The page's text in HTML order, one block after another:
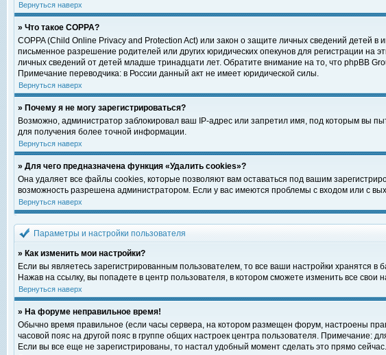
Вернуться наверх
» Что такое COPPA?
COPPA (Child Online Privacy and Protection Act) или закон о защите личных сведений
письменное разрешение родителей или других юридических опекунов для регистрации на
личных сведений от детей младше тринадцати лет. Обратите внимание на то, что phpBB
Примечание переводчика: в России данный акт не имеет юридической силы.
Вернуться наверх
» Почему я не могу зарегистрироваться?
Возможно, администратор заблокировал ваш IP-адрес или запретил имя, под которым вы
для получения более точной информации.
Вернуться наверх
» Для чего предназначена функция «Удалить cookies»?
Она удаляет все файлы cookies, которые позволяют вам оставаться под вашим
возможность разрешена администратором. Если у вас имеются проблемы с входом или с
Вернуться наверх
Параметры и настройки пользователя
» Как изменить мои настройки?
Если вы являетесь зарегистрированным пользователем, то все ваши настройки хранятся
Нажав на ссылку, вы попадете в центр пользователя, в котором сможете изменить все свои
Вернуться наверх
» На форуме неправильное время!
Обычно время правильное (если часы сервера, на котором размещен форум, настроены
часовой пояс на другой пояс в группе общих настроек центра пользователя. Примечание:
Если вы все еще не зарегистрированы, то настал удобный момент сделать это прямо сейчас.